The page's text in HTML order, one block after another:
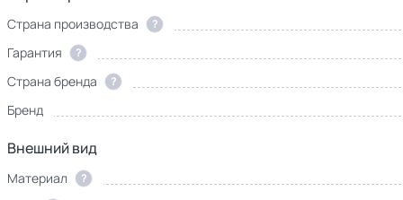
Страна производства ?
Гарантия ?
Страна бренда ?
Бренд
Внешний вид
Материал ?